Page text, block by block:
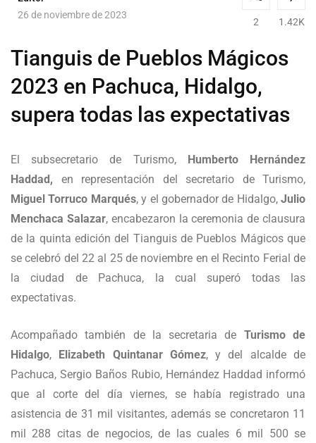
26 de noviembre de 2023
2 1.42K
Tianguis de Pueblos Mágicos
2023 en Pachuca, Hidalgo,
supera todas las expectativas
El subsecretario de Turismo,
Humberto Hernández
Haddad, en representación del secretario de Turismo,
Miguel Torruco Marqués, y el gobernador de Hidalgo, Julio
Menchaca Salazar, encabezaron la ceremonia de clausura
de la quinta edición del Tianguis de Pueblos Mágicos que
se celebró del 22 al 25 de noviembre en el Recinto Ferial de
la ciudad de Pachuca, la cual superó todas las
expectativas.
Acompañado también de la secretaria de Turismo de
Hidalgo, Elizabeth Quintanar Gómez, y del alcalde de
Pachuca, Sergio Baños Rubio, Hernández Haddad informó
que al corte del día viernes, se había registrado una
asistencia de 31 mil visitantes, además se concretaron 11
mil 288 citas de negocios, de las cuales 6 mil 500 se